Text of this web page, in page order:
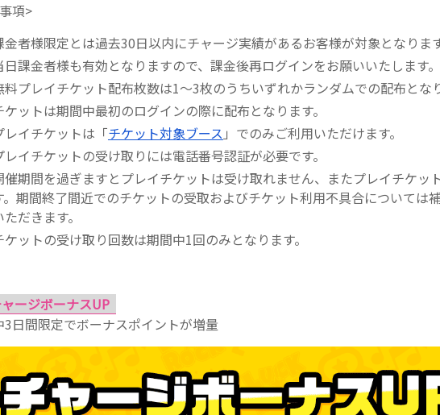
項>
金者様限定とは過去30日以内にチャージ実績があるお客様が対象となります
日課金者様も有効となりますので、課金後再ログインをお願いいたします。
料プレイチケット配布枚数は1～3枚のうちいずれかランダムでの配布となり
ケットは期間中最初のログインの際に配布となります。
レイチケットは「チケット対象ブース 」でのみご利用いただけます。
レイチケットの受け取りには電話番号認証が必要です。
催期間を過ぎますとプレイチケットは受け取れません、またプレイチケッ
。期間終了間近でのチケットの受取およびチケット利用不具合については
ただきます。
ケットの受け取り回数は期間中1回のみとなります。
ージボーナスUP
3日間限定でボーナスポイントが増量